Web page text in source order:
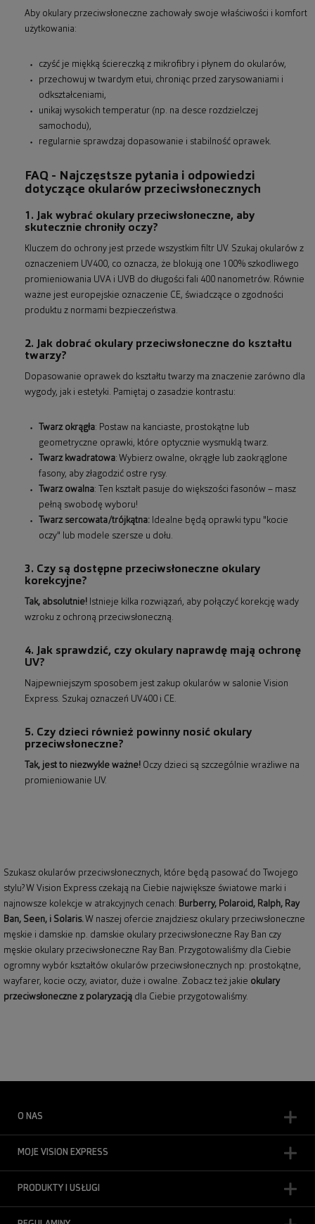
Aby okulary przeciwsłoneczne zachowały swoje właściwości i komfort
użytkowania:
czyść je miękką ściereczką z mikrofibry i płynem do okularów,
przechowuj w twardym etui, chroniąc przed zarysowaniami i
odkształceniami,
unikaj wysokich temperatur (np. na desce rozdzielczej
samochodu),
regularnie sprawdzaj dopasowanie i stabilność oprawek.
FAQ - Najczęstsze pytania i odpowiedzi
dotyczące okularów przeciwsłonecznych
1. Jak wybrać okulary przeciwsłoneczne, aby
skutecznie chroniły oczy?
Kluczem do ochrony jest przede wszystkim filtr UV. Szukaj okularów z
oznaczeniem UV400, co oznacza, że blokują one 100% szkodliwego
promieniowania UVA i UVB do długości fali 400 nanometrów. Równie
ważne jest europejskie oznaczenie CE, świadczące o zgodności
produktu z normami bezpieczeństwa.
2. Jak dobrać okulary przeciwsłoneczne do kształtu
twarzy?
Dopasowanie oprawek do kształtu twarzy ma znaczenie zarówno dla
wygody, jak i estetyki. Pamiętaj o zasadzie kontrastu:
Twarz okrągła: Postaw na kanciaste, prostokątne lub
geometryczne oprawki, które optycznie wysmuklą twarz.
Twarz kwadratowa: Wybierz owalne, okrągłe lub zaokrąglone
fasony, aby złagodzić ostre rysy.
Twarz owalna: Ten kształt pasuje do większości fasonów – masz
pełną swobodę wyboru!
Twarz sercowata/trójkątna: Idealne będą oprawki typu "kocie
oczy" lub modele szersze u dołu.
3. Czy są dostępne przeciwsłoneczne okulary
korekcyjne?
Tak, absolutnie! Istnieje kilka rozwiązań, aby połączyć korekcję wady
wzroku z ochroną przeciwsłoneczną.
4. Jak sprawdzić, czy okulary naprawdę mają ochronę
UV?
Najpewniejszym sposobem jest zakup okularów w salonie Vision
Express. Szukaj oznaczeń UV400 i CE.
5. Czy dzieci również powinny nosić okulary
przeciwsłoneczne?
Tak, jest to niezwykle ważne! Oczy dzieci są szczególnie wrażliwe na
promieniowanie UV.
Szukasz okularów przeciwsłonecznych, które będą pasować do Twojego
stylu? W Vision Express czekają na Ciebie największe światowe marki i
najnowsze kolekcje w atrakcyjnych cenach: Burberry, Polaroid , Ralph, Ray
Ban, Seen, i Solaris. W naszej ofercie znajdziesz okulary przeciwsłoneczne
męskie i damskie np. damskie okulary przeciwsłoneczne Ray Ban czy
męskie okulary przeciwsłoneczne Ray Ban. Przygotowaliśmy dla Ciebie
ogromny wybór kształtów okularów przeciwsłonecznych np: prostokątne,
wayfarer, kocie oczy, aviator, duże i owalne. Zobacz też jakie okulary
przeciwsłoneczne z polaryzacją dla Ciebie przygotowaliśmy.
O NAS
MOJE VISION EXPRESS
PRODUKTY I USŁUGI